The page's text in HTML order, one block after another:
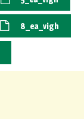
8_ea_vigh